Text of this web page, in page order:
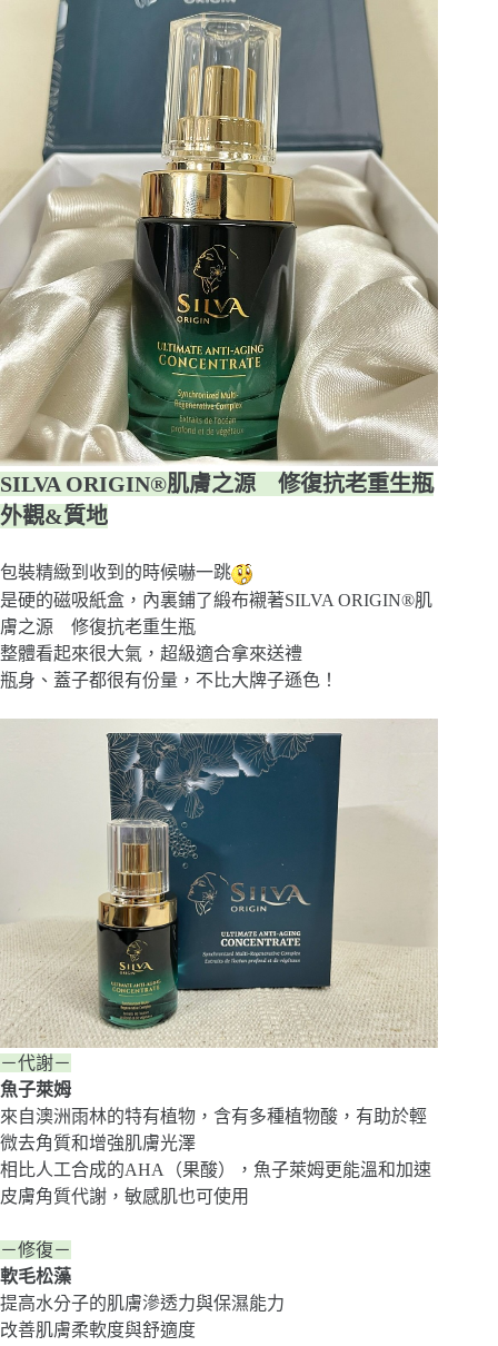
SILVA ORIGIN®肌膚之源 修復抗老重生瓶
外觀&質地
包裝精緻到收到的時候嚇一跳
是硬的磁吸紙盒，內裏鋪了緞布襯著SILVA ORIGIN®肌
膚之源 修復抗老重生瓶
整體看起來很大氣，超級適合拿來送禮
瓶身、蓋子都很有份量，不比大牌子遜色！
－代謝－
魚子萊姆
來自澳洲雨林的特有植物，含有多種植物酸，有助於輕
微去角質和增強肌膚光澤
相比人工合成的AHA（果酸），魚子萊姆更能溫和加速
皮膚角質代謝，敏感肌也可使用
－修復－
軟毛松藻
提高水分子的肌膚滲透力與保濕能力
改善肌膚柔軟度與舒適度